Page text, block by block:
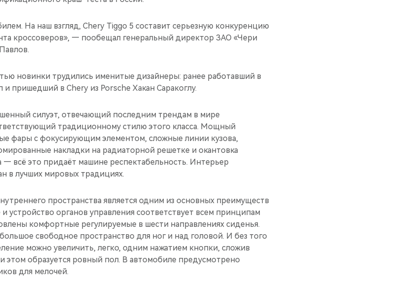
На наш взгляд, Chery Tiggo 5 составит серьезную конкуренцию
кроссоверов», — пообещал генеральный директор ЗАО «Чери
новинки трудились именитые дизайнеры: ранее работавший в
пришедший в Chery из Porsche Хакан Саракоглу.
силуэт, отвечающий последним трендам в мире
традиционному стилю этого класса. Мощный
фары с фокусирующим элементом, сложные линии кузова,
накладки на радиаторной решетке и окантовка
— всё это придаёт машине респектабельность. Интерьер
в лучших мировых традициях.
пространства является одним из основных преимуществ
устройство органов управления соответствует всем принципам
комфортные регулируемые в шести направлениях сиденья.
свободное пространство для ног и над головой. И без того
можно увеличить, легко, одним нажатием кнопки, сложив
этом образуется ровный пол. В автомобиле предусмотрено
для мелочей.